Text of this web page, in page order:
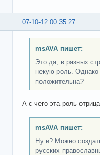
07-10-12 00:35:27
msAVA пишет:
Это да, в разных
некую роль. Однако
положительна?
А с чего эта роль
msAVA пишет:
Ну и? Можно
русских